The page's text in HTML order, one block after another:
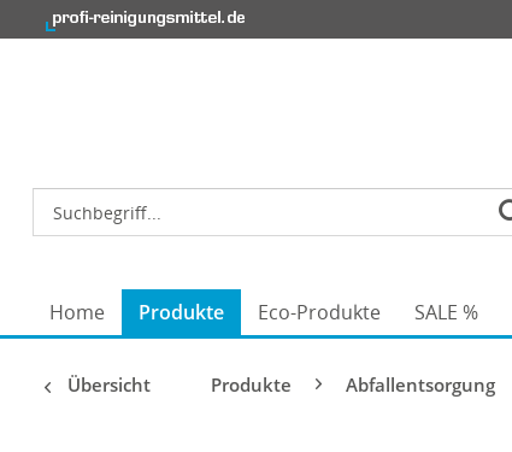
Home Produkte Eco-Produkte SALE %
Übersicht Produkte Abfallentsorgung